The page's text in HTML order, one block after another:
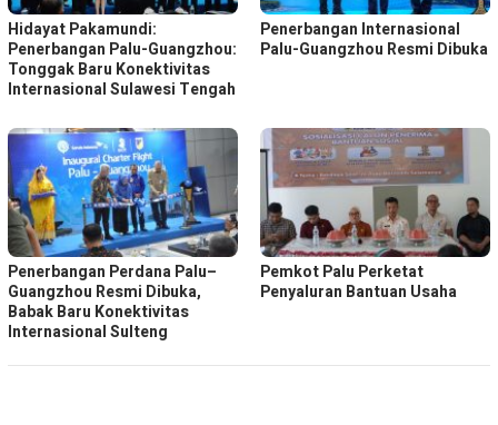
Hidayat Pakamundi:
Penerbangan Palu-Guangzhou:
Tonggak Baru Konektivitas
Internasional Sulawesi Tengah
Penerbangan Internasional
Palu-Guangzhou Resmi Dibuka
Penerbangan Perdana Palu–
Guangzhou Resmi Dibuka,
Babak Baru Konektivitas
Internasional Sulteng
Pemkot Palu Perketat
Penyaluran Bantuan Usaha